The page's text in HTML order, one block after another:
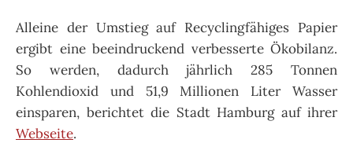
Alleine der Umstieg auf Recyclingfähiges Papier
ergibt eine beeindruckend verbesserte Ökobilanz.
So werden, dadurch jährlich 285 Tonnen
Kohlendioxid und 51,9 Millionen Liter Wasser
einsparen, berichtet die Stadt Hamburg auf ihrer
Webseite.